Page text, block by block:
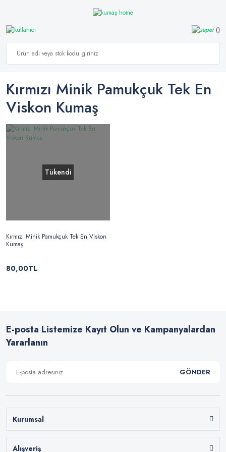
Kırmızı Minik Pamukçuk Tek En
Viskon Kumaş
Tükendi
Kırmızı Minik Pamukçuk Tek En Viskon
Kumaş
80,00TL
E-posta Listemize Kayıt Olun ve Kampanyalardan
Yararlanın
GÖNDER
Kurumsal
Alışveriş